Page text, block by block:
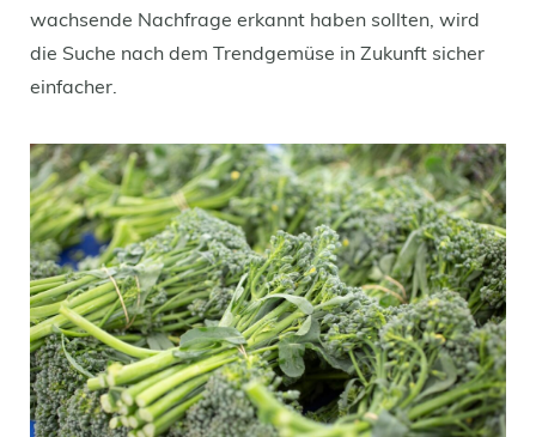
wachsende Nachfrage erkannt haben sollten, wird
die Suche nach dem Trendgemüse in Zukunft sicher
einfacher.